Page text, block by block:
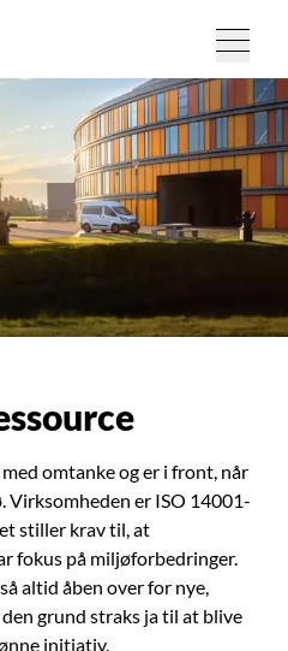
omtanke og er i front, når
er ISO 14001-
stiller krav til, at
fokus på miljøforbedringer.
altid åben over for nye,
grund straks ja til at blive
initiativ.